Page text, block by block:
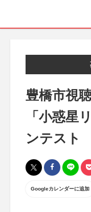
豊橋市視
「小惑星
ンテスト
Googleカレンダーに追加